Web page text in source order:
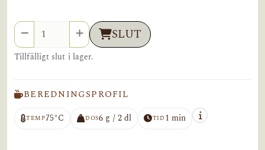
Antal SLUT
Tillfälligt slut i lager.
BEREDNINGSPROFIL
TEMP75°C DOS6 g / 2 dl TID1 min